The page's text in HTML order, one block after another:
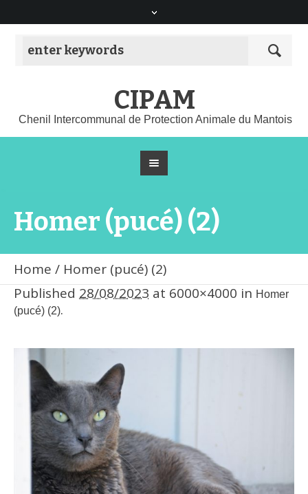
CIPAM
Chenil Intercommunal de Protection Animale du Mantois
Homer (pucé) (2)
Home / Homer (pucé) (2)
Published 28/08/2023 at 6000×4000 in Homer
(pucé) (2).